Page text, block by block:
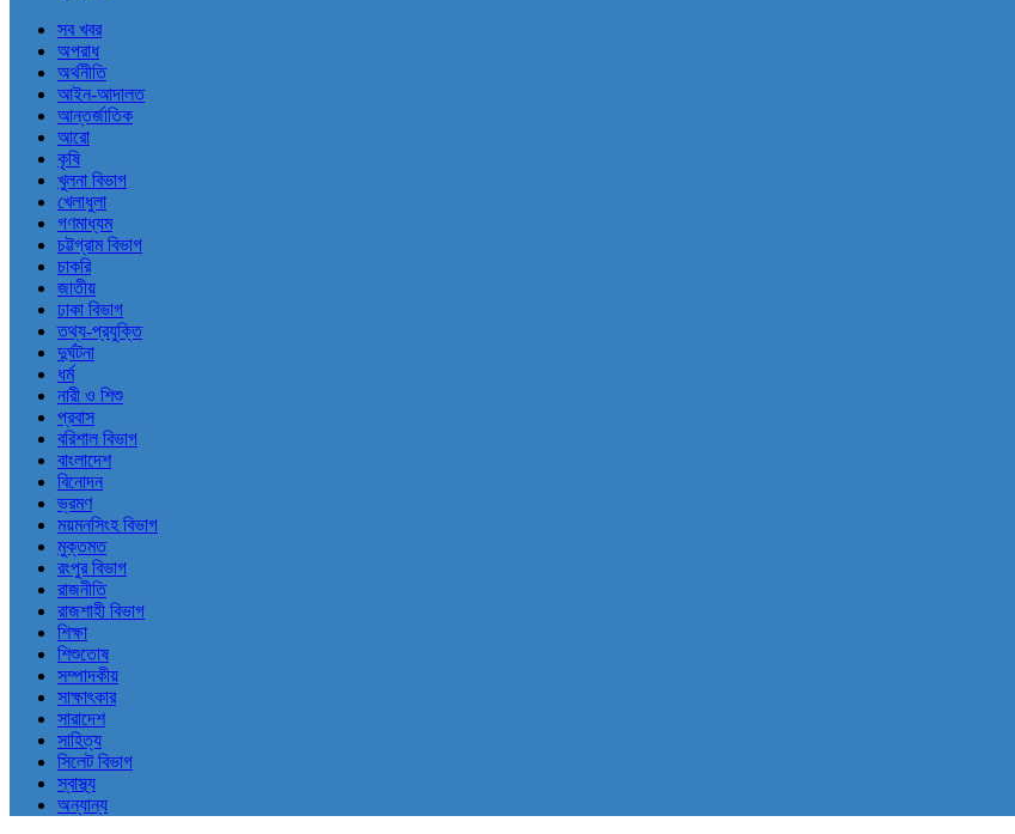
সব খবর
অপরাধ
অর্থনীতি
আইন-আদালত
আন্তর্জাতিক
আরো
কৃষি
খুলনা বিভাগ
খেলাধুলা
গণমাধ্যম
চট্টগ্রাম বিভাগ
চাকরি
জাতীয়
ঢাকা বিভাগ
তথ্য-প্রযুক্তি
দুর্ঘটনা
ধর্ম
নারী ও শিশু
প্রবাস
বরিশাল বিভাগ
বাংলাদেশ
বিনোদন
ভ্রমণ
ময়মনসিংহ বিভাগ
মুক্তমত
রংপুর বিভাগ
রাজনীতি
রাজশাহী বিভাগ
শিক্ষা
শিশুতোষ
সম্পাদকীয়
সাক্ষাৎকার
সারাদেশ
সাহিত্য
সিলেট বিভাগ
স্বাস্থ্য
অন্যান্য